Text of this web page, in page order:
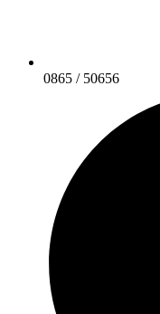
0865 / 50656